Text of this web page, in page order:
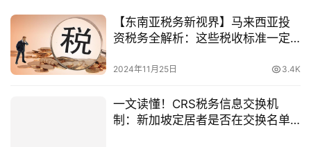
【东南亚税务新视界】马来西亚投
资税务全解析：这些税收标准一定
2024年11月25日 3.4K
一文读懂！CRS税务信息交换机
制：新加坡定居者是否在交换名单